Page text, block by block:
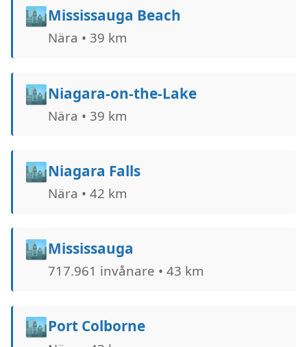
🏙️Mississauga Beach
Nära • 39 km
🏙️Niagara-on-the-Lake
Nära • 39 km
🏙️Niagara Falls
Nära • 42 km
🏙️Mississauga
717.961 invånare • 43 km
🏙️Port Colborne